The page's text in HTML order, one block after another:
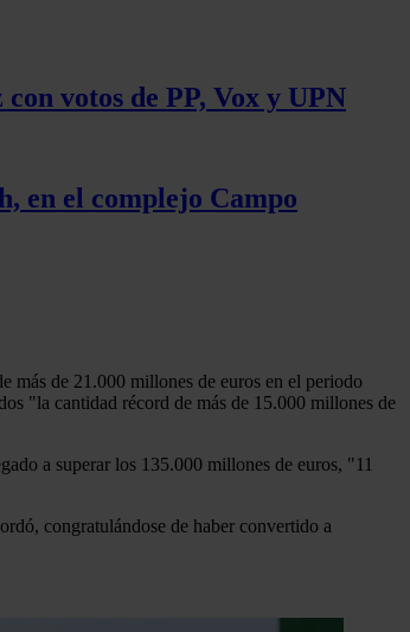
votos de PP, Vox y UPN
en el complejo Campo
más de 21.000 millones de euros en el periodo
"la cantidad récord de más de 15.000 millones de
a superar los 135.000 millones de euros, "11
congratulándose de haber convertido a